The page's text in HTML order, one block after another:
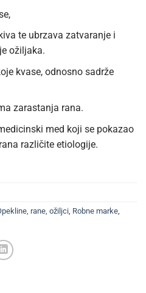
te ubrzava zatvaranje i
ožiljaka.
kvase, odnosno sadrže
zarastanja rana.
med koji se pokazao
različite etiologije.
rane, ožiljci Robne marke